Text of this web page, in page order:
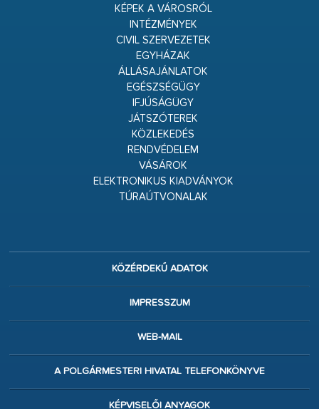
KÉPEK A VÁROSRÓL
INTÉZMÉNYEK
CIVIL SZERVEZETEK
EGYHÁZAK
ÁLLÁSAJÁNLATOK
EGÉSZSÉGÜGY
IFJÚSÁGÜGY
JÁTSZÓTEREK
KÖZLEKEDÉS
RENDVÉDELEM
VÁSÁROK
ELEKTRONIKUS KIADVÁNYOK
TÚRAÚTVONALAK
KÖZÉRDEKŰ ADATOK
IMPRESSZUM
WEB-MAIL
A POLGÁRMESTERI HIVATAL TELEFONKÖNYVE
KÉPVISELŐI ANYAGOK